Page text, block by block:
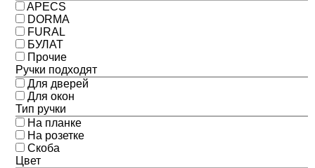
APECS
DORMA
FURAL
БУЛАТ
Прочие
Ручки подходят
Для дверей
Для окон
Тип ручки
На планке
На розетке
Скоба
Цвет